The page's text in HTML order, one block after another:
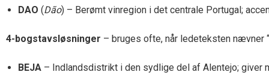
DAO (Dão) – Berømt vinregion i det centrale Portugal;
4-bogstavsløsninger – bruges ofte, når ledeteksten nævner
BEJA – Indlandsdistrikt i den sydlige del af Alentejo; giver